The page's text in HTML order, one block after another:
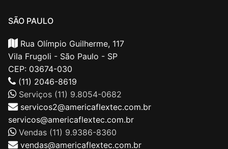
SÃO PAULO
Rua Olímpio Guilherme, 117
Vila Frugoli - São Paulo - SP
CEP: 03674-030
(11) 2046-8619
Serviços (11) 9.8054-0682
servicos2@americaflextec.com.br
servicos@americaflextec.com.br
Vendas (11) 9.9386-8360
vendas@americaflextec.com.br